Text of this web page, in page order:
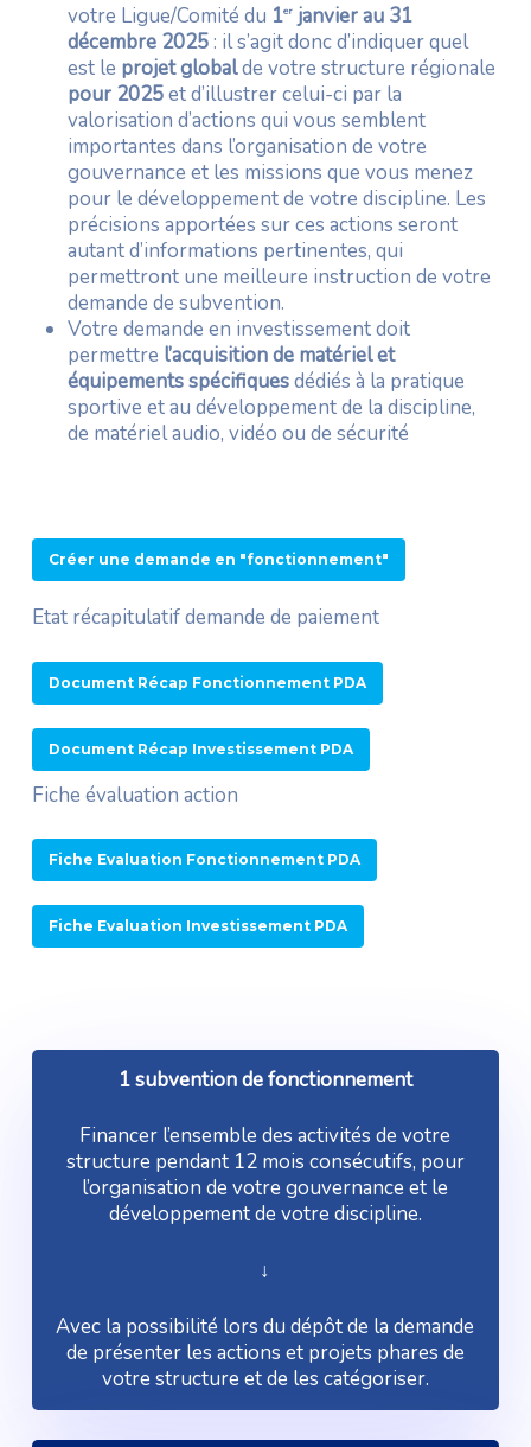
votre Ligue/Comité du 1erjanvier au 31
décembre 2025: il s’agit donc d’indiquer quel
est le projet globalde votre structure régionale
pour 2025et d’illustrer celui-ci par la
valorisation d’actions qui vous semblent
importantes dans l’organisation de votre
gouvernance et les missions que vous menez
pour le développement de votre discipline. Les
précisions apportées sur ces actions seront
autant d’informations pertinentes, qui
permettront une meilleure instruction de votre
demande de subvention.
Votre demande en investissement doit
permettre l’acquisition de matériel et
équipements spécifiquesdédiés à la pratique
sportive et au développement de la discipline,
de matériel audio, vidéo ou de sécurité
Créer une demande en "fonctionnement"
Etat récapitulatif demande de paiement
Document Récap Fonctionnement PDA
Document Récap Investissement PDA
Fiche évaluation action
Fiche Evaluation Fonctionnement PDA
Fiche Evaluation Investissement PDA
1 subvention de fonctionnement
Financer l’ensemble des activités de votre
structure pendant 12 mois consécutifs, pour
l’organisation de votre gouvernance et le
développement de votre discipline.
↓
Avec la possibilité lors du dépôt de la demande
de présenter les actions et projets phares de
votre structure et de les catégoriser.